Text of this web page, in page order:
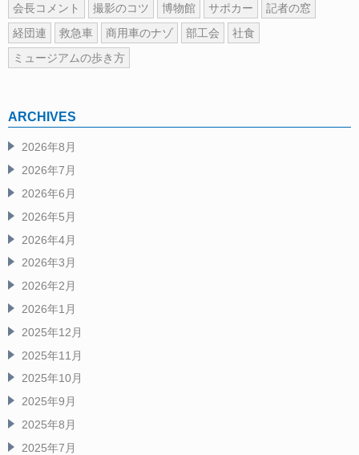
会長コメント
撮影のコツ 博物館 サポカー
記者の窓
経団連
救急車 商用車のナゾ 部工会
社食
ミュージアムの歩き方
ARCHIVES
2026年8月
2026年7月
2026年6月
2026年5月
2026年4月
2026年3月
2026年2月
2026年1月
2025年12月
2025年11月
2025年10月
2025年9月
2025年8月
2025年7月